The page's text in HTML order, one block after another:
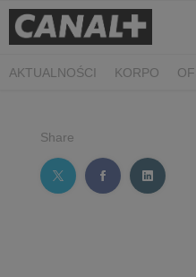
AKTUALNOŚCI KORPO
PLANETA SINGLI. OSIEM
Share